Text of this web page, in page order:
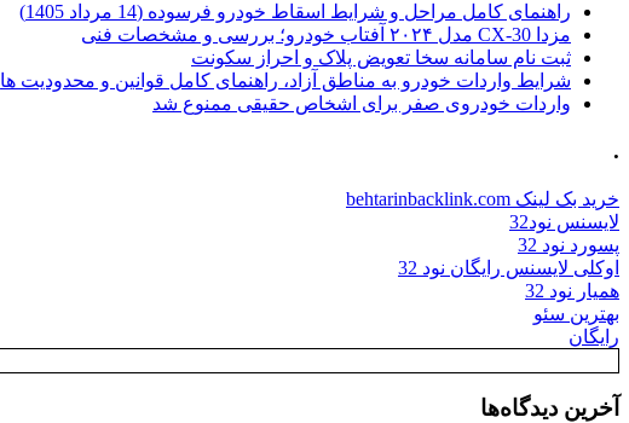
راهنمای کامل مراحل و شرایط اسقاط خودرو فرسوده (14 مرداد 1405)
مزدا CX-30 مدل ۲۰۲۴ آفتاب خودرو؛ بررسی و مشخصات فنی
ثبت نام سامانه سخا تعویض پلاک و احراز سکونت
شرایط واردات خودرو به مناطق آزاد، راهنمای کامل قوانین و محدودیت ها
واردات خودروی صفر برای اشخاص حقیقی ممنوع شد
.
خرید بک لینک behtarinbacklink.com
لایسنس نود32
پسورد نود 32
اوکلی لایسنس رایگان نود 32
همیار نود 32
بهترین سئو
رایگان
آخرین دیدگاه‌ها